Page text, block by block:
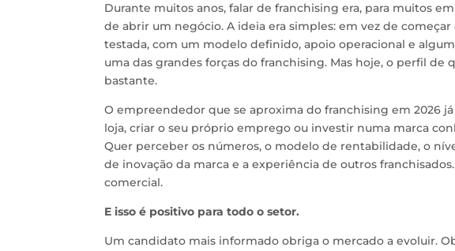
Durante muitos anos, falar de franchising era, para muitos
de abrir um negócio. A ideia era simples: em vez de
testada, com um modelo definido, apoio operacional e
uma das grandes forças do franchising. Mas hoje, o perfil
bastante.
O empreendedor que se aproxima do franchising em 2026
loja, criar o seu próprio emprego ou investir numa marca
Quer perceber os números, o modelo de rentabilidade, o
de inovação da marca e a experiência de outros
comercial.
E isso é positivo para todo o setor.
Um candidato mais informado obriga o mercado a evoluir.